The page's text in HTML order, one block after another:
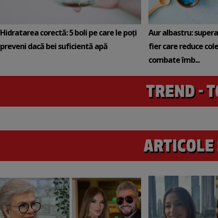
Hidratarea corectă: 5 boli pe care le poți
preveni dacă bei suficientă apă
Aur albastru:
fier care reduce
combate îmb...